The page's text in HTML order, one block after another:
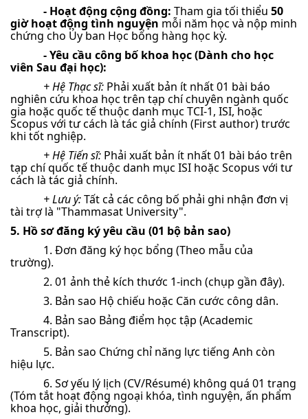
- Hoạt động cộng đồng: Tham gia tối thiểu 50
giờ hoạt động tình nguyện mỗi năm học và nộp minh
chứng cho Ủy ban Học bổng hàng học kỳ.
- Yêu cầu công bố khoa học (Dành cho học
viên Sau đại học):
+ Hệ Thạc sĩ: Phải xuất bản ít nhất 01 bài báo
nghiên cứu khoa học trên tạp chí chuyên ngành quốc
gia hoặc quốc tế thuộc danh mục TCI-1, ISI, hoặc
Scopus với tư cách là tác giả chính (First author) trước
khi tốt nghiệp.
+ Hệ Tiến sĩ: Phải xuất bản ít nhất 01 bài báo trên
tạp chí quốc tế thuộc danh mục ISI hoặc Scopus với tư
cách là tác giả chính.
+ Lưu ý:Tất cả các công bố phải ghi nhận đơn vị
tài trợ là "Thammasat University".
5. Hồ sơ đăng ký yêu cầu (01 bộ bản sao)
1. Đơn đăng ký học bổng (Theo mẫu của
trường).
2. 01 ảnh thẻ kích thước 1-inch (chụp gần đây).
3. Bản sao Hộ chiếu hoặc Căn cước công dân.
4. Bản sao Bảng điểm học tập (Academic
Transcript).
5. Bản sao Chứng chỉ năng lực tiếng Anh còn
hiệu lực.
6. Sơ yếu lý lịch (CV/Résumé) không quá 01 trang
(Tóm tắt hoạt động ngoại khóa, tình nguyện, ấn phẩm
khoa học, giải thưởng).